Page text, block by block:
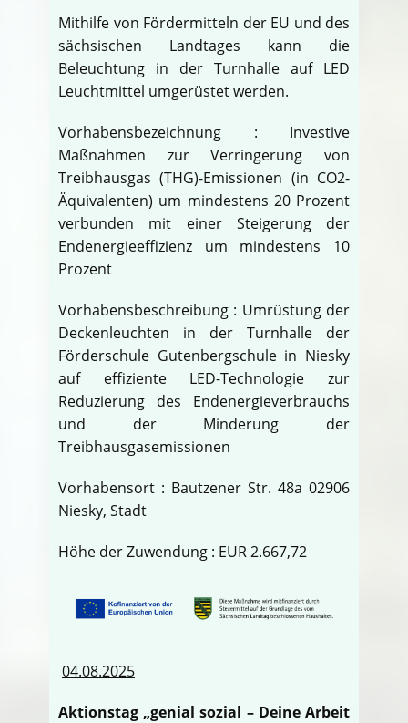
Mithilfe von Fördermitteln der EU und des
sächsischen Landtages kann die
Beleuchtung in der Turnhalle auf LED
Leuchtmittel umgerüstet werden.
Vorhabensbezeichnung : Investive
Maßnahmen zur Verringerung von
Treibhausgas (THG)-Emissionen (in CO2-
Äquivalenten) um mindestens 20 Prozent
verbunden mit einer Steigerung der
Endenergieeffizienz um mindestens 10
Prozent
Vorhabensbeschreibung : Umrüstung der
Deckenleuchten in der Turnhalle der
Förderschule Gutenbergschule in Niesky
auf effiziente LED-Technologie zur
Reduzierung des Endenergieverbrauchs
und der Minderung der
Treibhausgasemissionen
Vorhabensort : Bautzener Str. 48a 02906
Niesky, Stadt
Höhe der Zuwendung : EUR 2.667,72
04.08.2025
Aktionstag „genial sozial – Deine Arbeit